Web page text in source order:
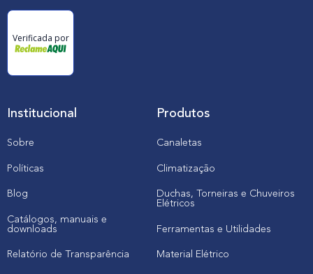
Verificada por
Institucional
Sobre
Políticas
Blog
Catálogos, manuais e
downloads
Relatório de Transparência
Produtos
Canaletas
Climatização
Duchas, Torneiras e Chuveiros
Elétricos
Ferramentas e Utilidades
Material Elétrico